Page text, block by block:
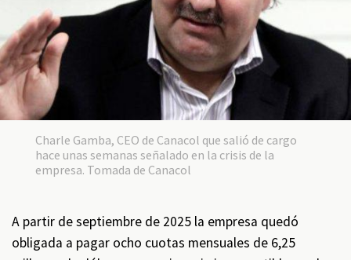
Charle Gamba, CEO de Canacol que salió de cargo
hace unas semanas señalado en la crisis de la
empresa. Tomada de Canacol
A partir de septiembre de 2025 la empresa quedó
obligada a pagar ocho cuotas mensuales de 6,25